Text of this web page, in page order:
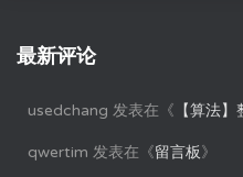
最新评论
usedchang 发表在《 【算法
qwertim 发表在《留言板》